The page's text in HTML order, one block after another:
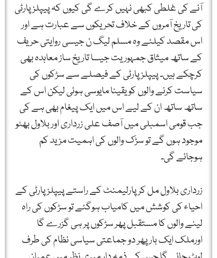
آنے کی غلطی کبھی نہیں کرے گی کیوں کہ پیپلزپارٹی
کی تاریخ آمروں کے خلاف تحریکوں سے عبارت ہے اور
اس مقصد کیلئے وہ مسلم لیگ ن جیسی روایتی حریف
کے ساتھ میثاق جمہوریت جیسا تاریخ ساز معاہدہ بھی
کرچکے ہیں۔ پیپلزپارٹی کے فیصلے سے سڑکوں کی
سیاست کرنے والوں کو یقینا مایوسی ہوئی لیکن اس کے
ساتھ ساتھ ان کے لیے اس میں ایک پیغام بھی ہے کی
جب قومی اسمبلی میں آصف علی زرداری اور بلاول بھٹو
موجود ہوں گے تو سڑک والوں کی اہمیت مزید کم
ہوجائے گی۔
زرداری بلاول مل کر پارلیمنٹ کے راستے پیپلزپارٹی کے
احیاء کی کوشش میں کامیاب ہوگئے تو سڑکوں کی راہ
لینے والوں کا مستقبل پھر سڑکوں پر ہی گزرے گا
اورملک ایک بار پھر دو جماعتی سیاسی نظام کی طرف